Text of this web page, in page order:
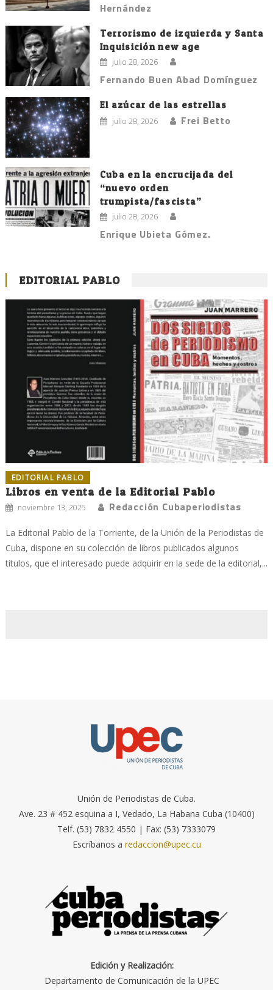
Hernández
Terrorismo de izquierda y Santa
Inquisición new age
julio 28, 2026
Fernando Buen Abad Domínguez
El azúcar de las estrellas
julio 28, 2026 Frei Betto
Cuba en la encrucijada del
“nuevo orden
trumpista/fascista”
julio 28, 2026
Enrique Ubieta Gómez.
EDITORIAL PABLO
EDITORIAL PABLO
Libros en venta de la Editorial Pablo
noviembre 13, 2025 Redacción Cubaperiodistas
La Editorial Pablo de la Torriente, de la Unión de la Periodistas de
Cuba, dispone en su colección de libros publicados algunos
títulos, que el interesado puede adquirir en la sede de la editorial,...
Unión de Periodistas de Cuba.
Ave. 23 # 452 esquina a I, Vedado, La Habana Cuba (10400)
Telf. (53) 7832 4550 | Fax: (53) 7333079
Escríbanos a redaccion@upec.cu
Edición y Realización:
Departamento de Comunicación de la UPEC